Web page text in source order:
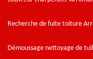
Recherche de fuite toiture
Démoussage nettoyage de